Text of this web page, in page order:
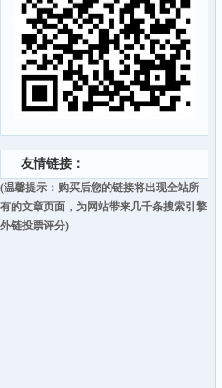
友情链接：
(温馨提示：购买后您的链接将出现全站所
有的文章页面，为网站带来几千条搜索引擎
外链投票评分)